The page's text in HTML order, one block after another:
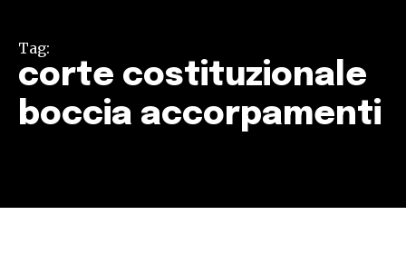
Tag:
corte costituzionale
boccia accorpamenti